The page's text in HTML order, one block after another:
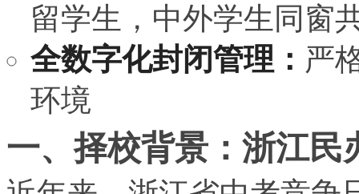
留学生，中外学生同窗
全数字化封闭管理： 严
环境
一、择校背景：浙江民